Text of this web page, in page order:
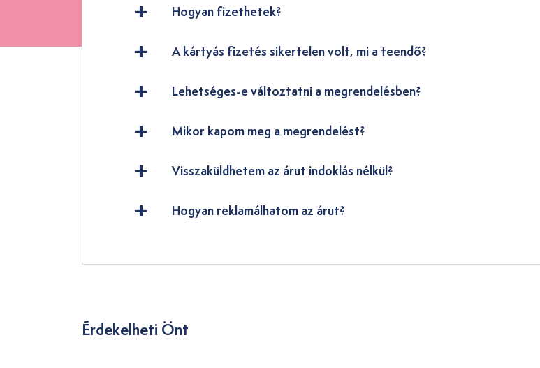
Hogyan fizethetek?
A kártyás fizetés sikertelen volt, mi a teendő?
Lehetséges-e változtatni a megrendelésben?
Mikor kapom meg a megrendelést?
Visszaküldhetem az árut indoklás nélkül?
Hogyan reklamálhatom az árut?
Érdekelheti Önt